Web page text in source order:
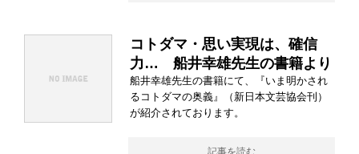
コトダマ・思い実現は、確信
力… 船井幸雄先生の書籍より
船井幸雄先生の書籍にて、『いま明かされ
るコトダマの奥義』（新日本文芸協会刊）
が紹介されております。
記事を読む